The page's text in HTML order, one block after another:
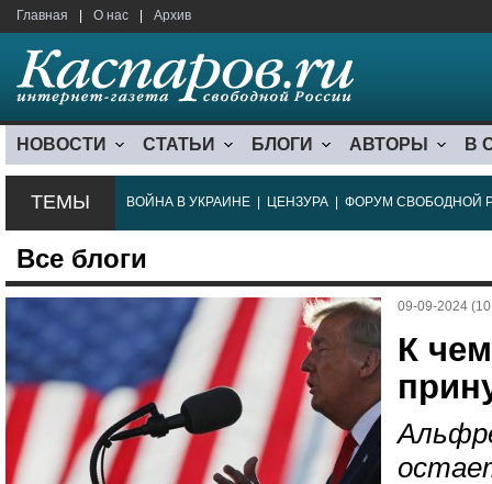
Главная О нас Архив
НОВОСТИ СТАТЬИ БЛОГИ АВТОРЫ В
ТЕМЫ ВОЙНА В УКРАИНЕ ЦЕНЗУРА ФОРУМ СВОБОДНОЙ
Все блоги
09-09-2024
К